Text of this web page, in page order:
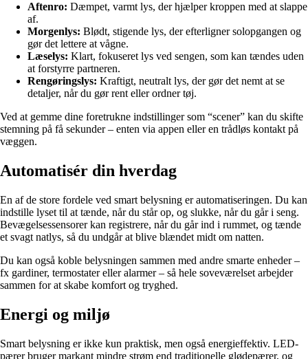
Aftenro: Dæmpet, varmt lys, der hjælper kroppen med at slappe
af.
Morgenlys: Blødt, stigende lys, der efterligner solopgangen og
gør det lettere at vågne.
Læselys: Klart, fokuseret lys ved sengen, som kan tændes uden
at forstyrre partneren.
Rengøringslys: Kraftigt, neutralt lys, der gør det nemt at se
detaljer, når du gør rent eller ordner tøj.
Ved at gemme dine foretrukne indstillinger som “scener” kan du skifte
stemning på få sekunder – enten via appen eller en trådløs kontakt på
væggen.
Automatisér din hverdag
En af de store fordele ved smart belysning er automatiseringen. Du kan
indstille lyset til at tænde, når du står op, og slukke, når du går i seng.
Bevægelsessensorer kan registrere, når du går ind i rummet, og tænde
et svagt natlys, så du undgår at blive blændet midt om natten.
Du kan også koble belysningen sammen med andre smarte enheder –
fx gardiner, termostater eller alarmer – så hele soveværelset arbejder
sammen for at skabe komfort og tryghed.
Energi og miljø
Smart belysning er ikke kun praktisk, men også energieffektiv. LED-
pærer bruger markant mindre strøm end traditionelle glødepærer, og